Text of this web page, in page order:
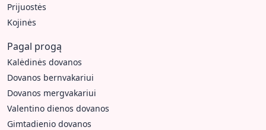
Prijuostės
Kojinės
Pagal progą
Kalėdinės dovanos
Dovanos bernvakariui
Dovanos mergvakariui
Valentino dienos dovanos
Gimtadienio dovanos